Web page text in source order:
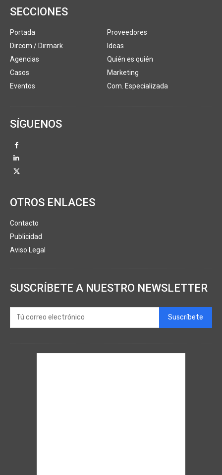
SECCIONES
Portada
Dircom / Dirmark
Agencias
Casos
Eventos
Proveedores
Ideas
Quién es quién
Marketing
Com. Especializada
SÍGUENOS
OTROS ENLACES
Contacto
Publicidad
Aviso Legal
SUSCRÍBETE A NUESTRO NEWSLETTER
Suscríbete